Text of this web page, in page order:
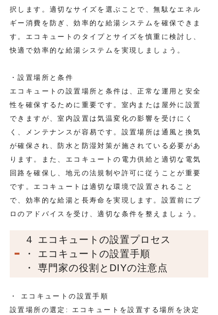
択します。適切なサイズを選ぶことで、無駄なエネル
ギー消費を防ぎ、効率的な給湯システムを確保できま
す。エコキュートのタイプとサイズを慎重に検討し、
快適で効率的な給湯システムを実現しましょう。
・設置場所と条件
エコキュートの設置場所と条件は、正常な運用と安全
性を確保するために重要です。室内または屋外に設置
できますが、室内設置は気温変化の影響を受けにく
く、メンテナンスが容易です。設置場所は通風と換気
が確保され、防水と防湿対策が施されている必要があ
ります。また、エコキュートの電力供給と適切な電気
回路を確保し、地元の法規制や許可に従うことが重要
です。エコキュートは適切な環境で設置されること
で、効率的な給湯と長寿命を実現します。設置前にプ
ロのアドバイスを受け、適切な条件を整えましょう。
４ エコキュートの設置プロセス
・ エコキュートの設置手順
・ 専門家の役割とDIYの注意点
・ エコキュートの設置手順
設置場所の選定: エコキュートを設置する場所を決定